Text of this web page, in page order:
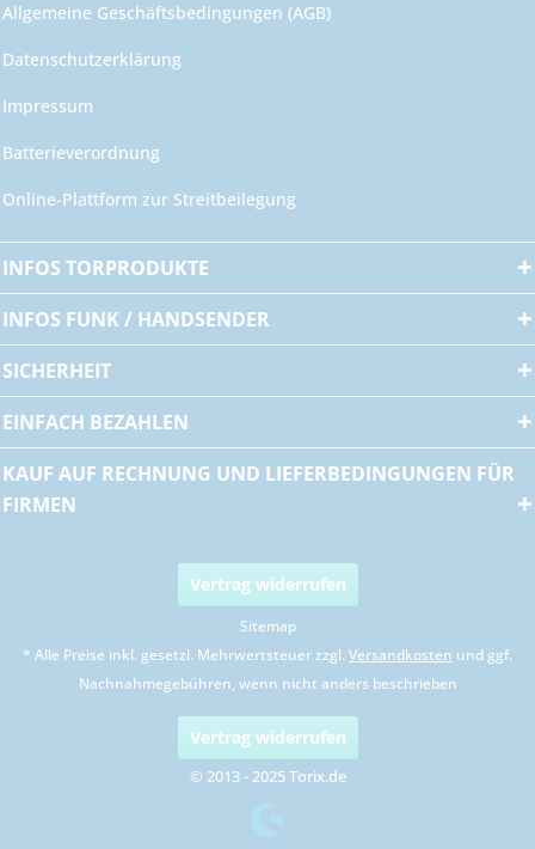
Allgemeine Geschäftsbedingungen (AGB)
Datenschutzerklärung
Impressum
Batterieverordnung
Online-Plattform zur Streitbeilegung
INFOS TORPRODUKTE
INFOS FUNK / HANDSENDER
SICHERHEIT
EINFACH BEZAHLEN
KAUF AUF RECHNUNG UND LIEFERBEDINGUNGEN FÜR
FIRMEN
Vertrag widerrufen
Sitemap
* Alle Preise inkl. gesetzl. Mehrwertsteuer zzgl. Versandkosten und ggf.
Nachnahmegebühren, wenn nicht anders beschrieben
Vertrag widerrufen
© 2013 - 2025 Torix.de